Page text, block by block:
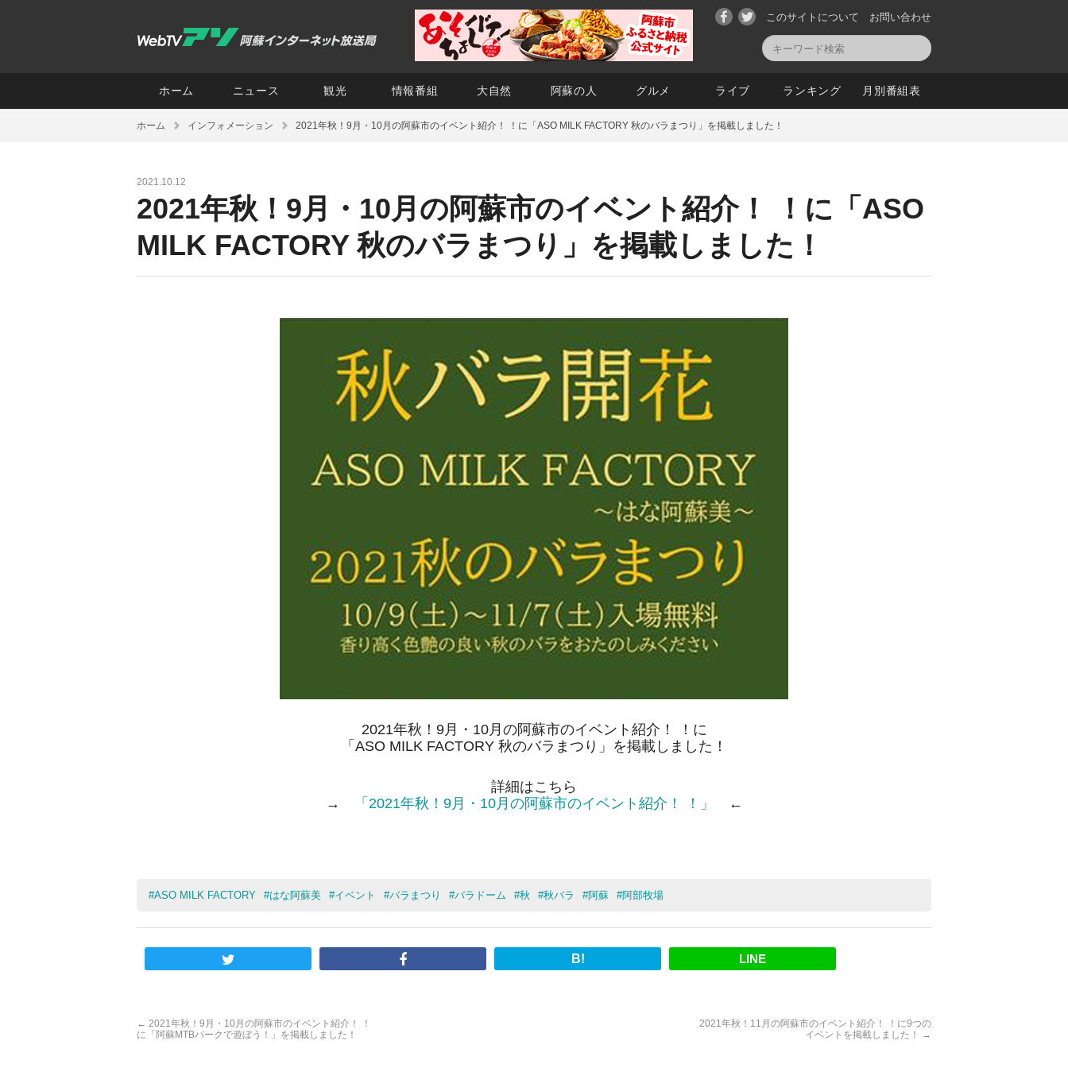
お問い合わせ
このサイトについて
ホーム ニュース 観光 情報番組 大自然 阿蘇の人 グルメ ライブ ランキング 月別番組表
ホーム インフォメーション 2021年秋！9月・10月の阿蘇市のイベント紹介！ ！に「ASO MILK FACTORY 秋のバラまつり」を掲載しました！
2021.10.12
2021年秋！9月・10月の阿蘇市のイベント紹介！ ！に「ASO
MILK FACTORY 秋のバラまつり」を掲載しました！
2021年秋！9月・10月の阿蘇市のイベント紹介！ ！に
「ASO MILK FACTORY 秋のバラまつり」を掲載しました！
詳細はこちら
→
「2021年秋！9月・10月の阿蘇市のイベント紹介！ ！」 ←
#ASO MILK FACTORY #はな阿蘇美 #イベント #バラまつり #バラドーム #秋 #秋バラ #阿蘇 #阿部牧場
B! LINE
← 2021年秋！9月・10月の阿蘇市のイベント紹介！ ！
に「阿蘇MTBパークで遊ぼう！」を掲載しました！
2021年秋！11月の阿蘇市のイベント紹介！ ！に9つの
イベントを掲載しました！
→